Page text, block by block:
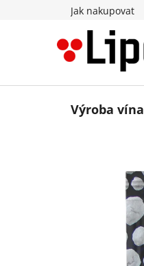
Jak nakupovat
Výroba vína